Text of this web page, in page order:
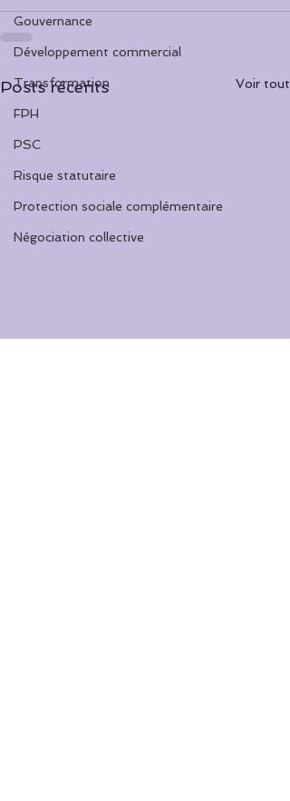
Gouvernance
Développement commercial
Transformation
FPH
PSC
Risque statutaire
Protection sociale complémentaire
Négociation collective
Posts récents Voir tout